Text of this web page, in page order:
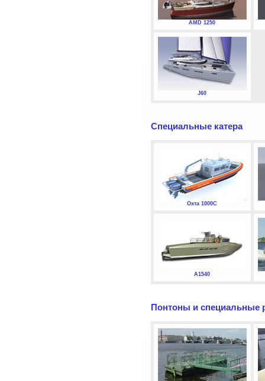
AMD 1250
J60
Специальные катера
Охта 1000С
А1540
Понтоны и специальные